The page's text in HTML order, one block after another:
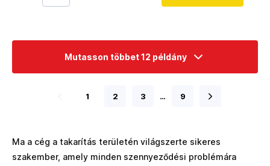
Mutasson többet 12 példány
1 2 3 … 9
Ma a cég a takarítás területén világszerte sikeres
szakember, amely minden szennyeződési problémára